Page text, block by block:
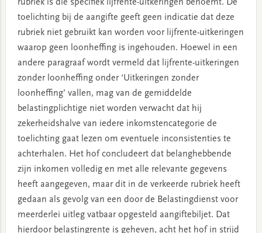
rubriek is die specifiek lijfrente-uitkeringen benoemt. De
toelichting bij de aangifte geeft geen indicatie dat deze
rubriek niet gebruikt kan worden voor lijfrente-uitkeringen
waarop geen loonheffing is ingehouden. Hoewel in een
andere paragraaf wordt vermeld dat lijfrente-uitkeringen
zonder loonheffing onder ‘Uitkeringen zonder
loonheffing’ vallen, mag van de gemiddelde
belastingplichtige niet worden verwacht dat hij
zekerheidshalve van iedere inkomstencategorie de
toelichting gaat lezen om eventuele inconsistenties te
achterhalen. Het hof concludeert dat belanghebbende
zijn inkomen volledig en met alle relevante gegevens
heeft aangegeven, maar dit in de verkeerde rubriek heeft
gedaan als gevolg van een door de Belastingdienst voor
meerderlei uitleg vatbaar opgesteld aangiftebiljet. Dat
hierdoor belastingrente is geheven, acht het hof in strijd